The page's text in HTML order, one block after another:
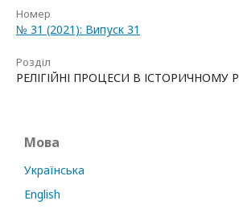
Номер
№ 31 (2021): Випуск 31
Розділ
РЕЛІГІЙНІ ПРОЦЕСИ В ІСТОРИЧНОМУ
Мова
Українська
English